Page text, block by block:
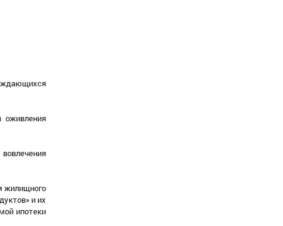
оживления
жилищного
и их
ипотеки